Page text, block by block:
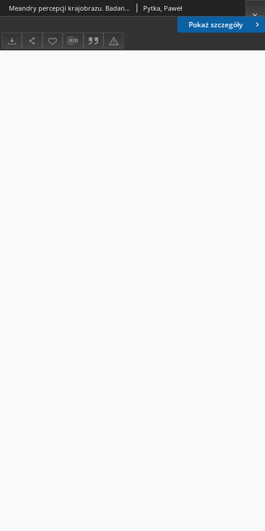
Pokaż szczegóły
Meandry percepcji krajobrazu. Badania empiryczne wśród młodzieży gimnazjalnej Pytka, Paweł